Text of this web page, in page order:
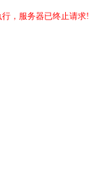
行，服务器已终止请求!